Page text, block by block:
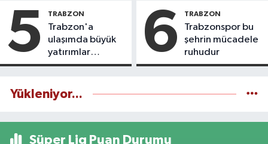
5 TRABZON
Trabzon'a
ulaşımda büyük
yatırımlar
yapılıyor
6 TRABZON
Trabzonspor bu
şehrin mücadele
ruhudur
Yükleniyor...
Süper Lig Puan Durumu